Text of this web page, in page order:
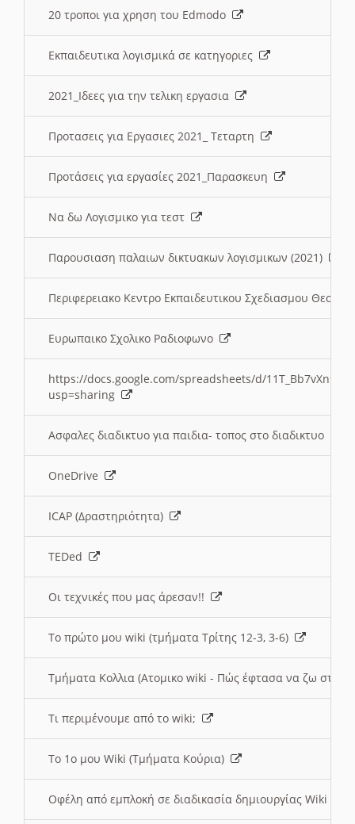
20 τροποι για χρηση του Edmodo
Εκπαιδευτικα λογισμικά σε κατηγοριες
2021_Ιδεες για την τελικη εργασια
Προτασεις για Εργασιες 2021_ Τεταρτη
Προτάσεις για εργασίες 2021_Παρασκευη
Να δω Λογισμικο για τεστ
Παρουσιαση παλαιων δικτυακων λογισμικων (2021)
Περιφερειακο Κεντρο Εκπαιδευτικου Σχεδιασμου
Ευρωπαικο Σχολικο Ραδιοφωνο
https://docs.google.com/spreadsheets/d/
usp=sharing
Ασφαλες διαδικτυο για παιδια- τοπος στο διαδικτυο
OneDrive
ICAP (Δραστηριότητα)
TEDed
Οι τεχνικές που μας άρεσαν!!
Το πρώτο μου wiki (τμήματα Τρίτης 12-3, 3-6)
Τμήματα Κολλια (Ατομικο wiki - Πώς έφτασα να ζω στην
Τι περιμένουμε από το wiki;
Το 1ο μου Wiki (Τμήματα Κούρια)
Οφέλη από εμπλοκή σε διαδικασία δημιουργίας Wiki